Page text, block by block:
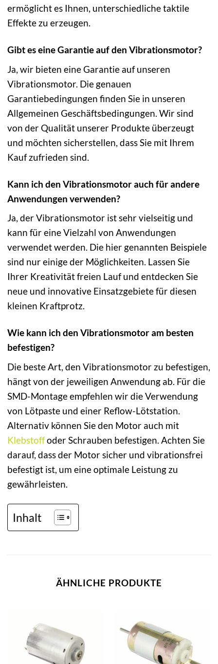
ermöglicht es Ihnen, unterschiedliche taktile
Effekte zu erzeugen.
Gibt es eine Garantie auf den Vibrationsmotor?
Ja, wir bieten eine Garantie auf unseren
Vibrationsmotor. Die genauen
Garantiebedingungen finden Sie in unseren
Allgemeinen Geschäftsbedingungen. Wir sind
von der Qualität unserer Produkte überzeugt
und möchten sicherstellen, dass Sie mit Ihrem
Kauf zufrieden sind.
Kann ich den Vibrationsmotor auch für andere
Anwendungen verwenden?
Ja, der Vibrationsmotor ist sehr vielseitig und
kann für eine Vielzahl von Anwendungen
verwendet werden. Die hier genannten Beispiele
sind nur einige der Möglichkeiten. Lassen Sie
Ihrer Kreativität freien Lauf und entdecken Sie
neue und innovative Einsatzgebiete für diesen
kleinen Kraftprotz.
Wie kann ich den Vibrationsmotor am besten
befestigen?
Die beste Art, den Vibrationsmotor zu befestigen,
hängt von der jeweiligen Anwendung ab. Für die
SMD-Montage empfehlen wir die Verwendung
von Lötpaste und einer Reflow-Lötstation.
Alternativ können Sie den Motor auch mit
Klebstoffoder Schrauben befestigen. Achten Sie
darauf, dass der Motor sicher und vibrationsfrei
befestigt ist, um eine optimale Leistung zu
gewährleisten.
Inhalt
ÄHNLICHE PRODUKTE